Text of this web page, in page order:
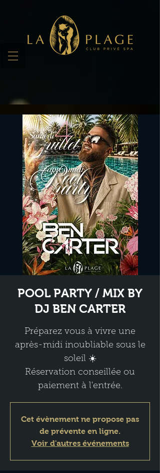
POOL PARTY / MIX BY
DJ BEN CARTER
Préparez vous à vivre une
après-midi inoubliable sous le
soleil ☀️
Réservation conseillée ou
paiement à l'entrée.
Cet évènement ne propose pas
de prévente en ligne.
Voir d'autres événements